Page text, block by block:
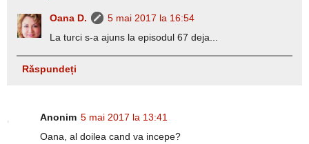
Oana D.
5 mai 2017 la 16:54
La turci s-a ajuns la episodul 67 deja...
Răspundeți
Anonim 5 mai 2017 la 13:41
Oana, al doilea cand va incepe?